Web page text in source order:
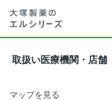
取扱い医療機関・店舗
マップを見る